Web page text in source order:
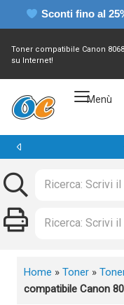
Sconti fino al
Toner compatibile Canon
su Internet!
Menù
Home » Toner »
compatibile Canon